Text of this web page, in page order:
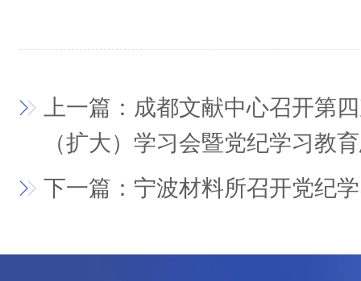
上一篇：成都文献中心召开第
（扩大）学习会暨党纪学习教
下一篇：宁波材料所召开党纪